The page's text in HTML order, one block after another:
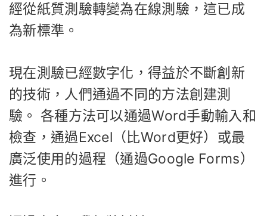
經從紙質測驗轉變為在線測驗，這已成
為新標準。
現在測驗已經數字化，得益於不斷創新
的技術，人們通過不同的方法創建測
驗。 各種方法可以通過Word手動輸入和
檢查，通過Excel（比Word更好）或最
廣泛使用的過程（通過Google Forms）
進行。